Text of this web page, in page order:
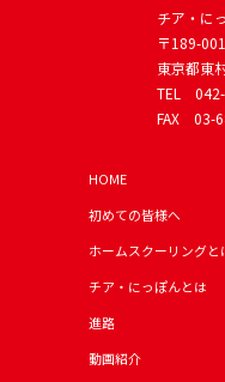
チア・に
〒189-
東京都東
TEL
FAX 03-
HOME
初めての皆様へ
ホームスクーリングと
チア・にっぽんとは
進路
動画紹介